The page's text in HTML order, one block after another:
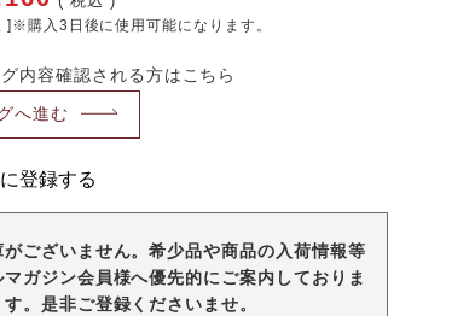
]※購入3日後に使用可能になります。
内容確認される方はこちら
へ進む
登録する
ございません。希少品や商品の入荷情報等
ガジン会員様へ優先的にご案内しておりま
す。是非ご登録くださいませ。